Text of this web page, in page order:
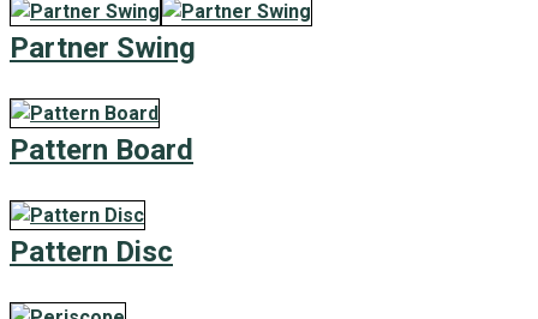
Partner Swing
Pattern Board
Pattern Disc